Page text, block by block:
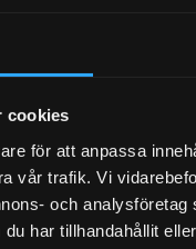
cookies
för att anpassa
vår trafik. Vi
och
har tillhandahållit